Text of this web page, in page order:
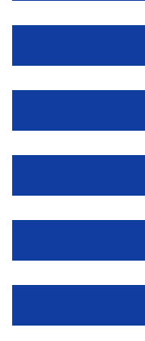
Ürün
Ürün
Ürün fiyatı
Bu ürüne